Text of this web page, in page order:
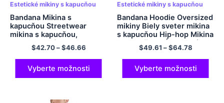
Estetické mikiny s kapucňou
Bandana Mikina s
kapucňou Streetwear
mikina s kapucňou,
polyesterová mikina s
kapucňou pre mužov a
ženy
$42.70–$46.66
Vyberte možnosti
Estetické mikiny s kapucňou
Bandana Hoodie Oversized
mikiny Biely sveter mikina
s kapucňou Hip-hop Mikina
s kapucňou EÚ veľkosť
Comfort Fleece Polyester
Mikiny
$49.61 –$64.78
Vyberte možnosti